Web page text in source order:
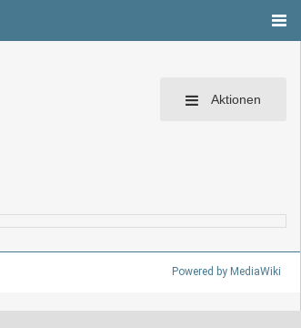
Aktionen
Powered by MediaWiki